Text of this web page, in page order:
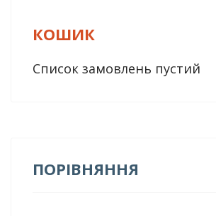
КОШИК
Список замовлень пустий
ПОРІВНЯННЯ